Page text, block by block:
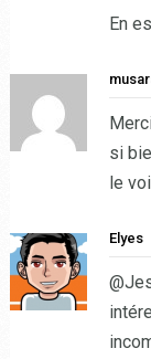
En
si
le
Elyes